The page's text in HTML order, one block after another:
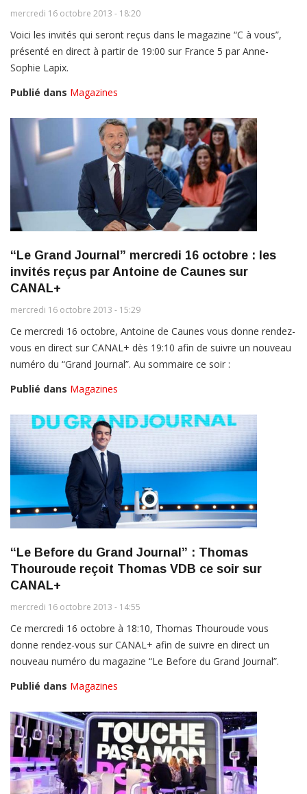
mercredi 16 octobre 2013 - 18:20
Voici les invités qui seront reçus dans le magazine “C à vous”,
présenté en direct à partir de 19:00 sur France 5 par Anne-
Sophie Lapix.
Publié dans Magazines
“Le Grand Journal” mercredi 16 octobre : les
invités reçus par Antoine de Caunes sur
CANAL+
mercredi 16 octobre 2013 - 15:29
Ce mercredi 16 octobre, Antoine de Caunes vous donne rendez-
vous en direct sur CANAL+ dès 19:10 afin de suivre un nouveau
numéro du “Grand Journal”. Au sommaire ce soir :
Publié dans Magazines
“Le Before du Grand Journal” : Thomas
Thouroude reçoit Thomas VDB ce soir sur
CANAL+
mercredi 16 octobre 2013 - 14:55
Ce mercredi 16 octobre à 18:10, Thomas Thouroude vous
donne rendez-vous sur CANAL+ afin de suivre en direct un
nouveau numéro du magazine “Le Before du Grand Journal”.
Publié dans Magazines